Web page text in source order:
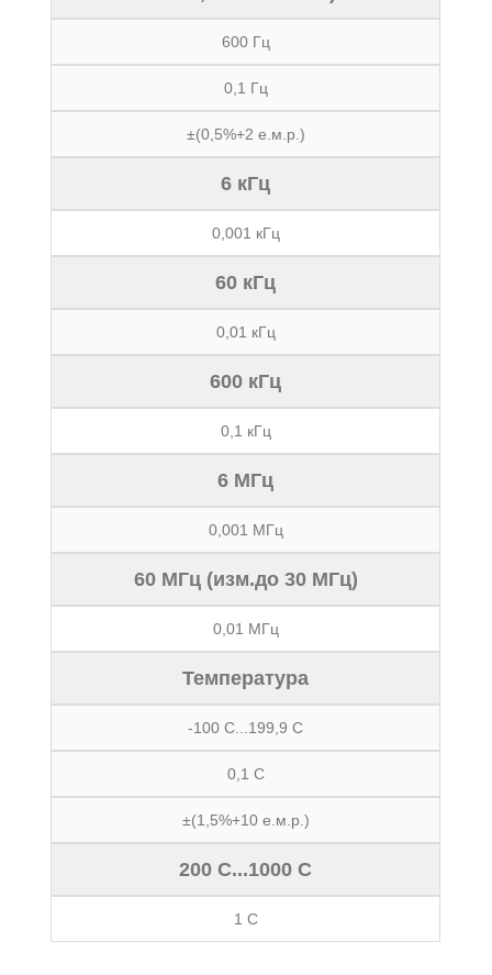
600 Гц
0,1 Гц
±(0,5%+2 е.м.р.)
6 кГц
0,001 кГц
60 кГц
0,01 кГц
600 кГц
0,1 кГц
6 МГц
0,001 МГц
60 МГц (изм.до 30 МГц)
0,01 МГц
Температура
-100 С...199,9 С
0,1 С
±(1,5%+10 е.м.р.)
200 С...1000 С
1 С